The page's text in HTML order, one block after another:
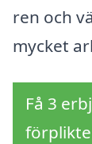
ren och
mycket
Få 3